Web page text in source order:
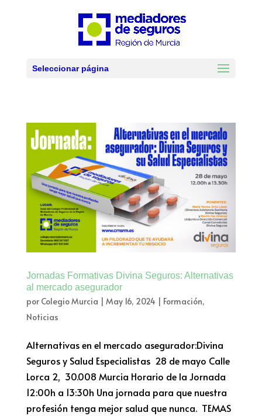
Seleccionar página
Jornadas Formativas Divina Seguros: Alternativas
al mercado asegurador
por Colegio Murcia | May 16, 2024 | Formación,
Noticias
Alternativas en el mercado asegurador:Divina
Seguros y Salud Especialistas 28 de mayo Calle
Lorca 2, 30.008 Murcia Horario de la Jornada
12:00h a 13:30h Una jornada para que nuestra
profesión tenga mejor salud que nunca. TEMAS